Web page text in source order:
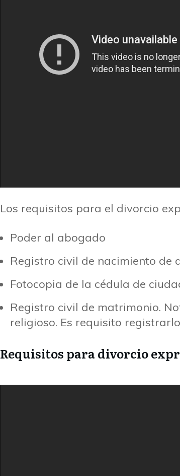
Los requisitos para el divorcio
Poder al abogado
Registro civil de nacimiento de
Fotocopia de la cédula de
Registro civil de matrimonio.
religioso. Es requisito
Requisitos para divorcio